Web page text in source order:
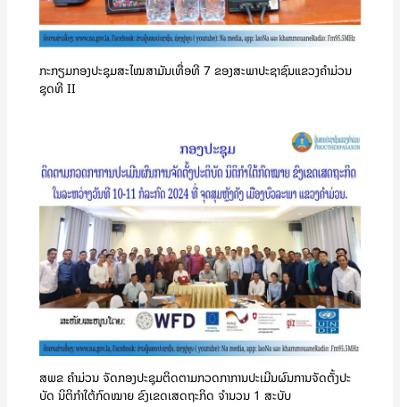
ກະກຽມກອງປະຊຸມສະໄໝສາມັນເທື່ອທີ 7 ຂອງສະພາປະຊາຊົນແຂວງຄໍາມ່ວນ
ຊຸດທີ II
ສພຂ ຄໍາມ່ວນ ຈັດກອງປະຊຸມຕິດຕາມກວດກາການປະເມີນຜົນການຈັດຕັ້ງປະ
ບັດ ນິຕິກຳໃຕ້ກົດໝາຍ ຂົງເຂດເສດຖະກິດ ຈໍານວນ 1 ສະບັບ